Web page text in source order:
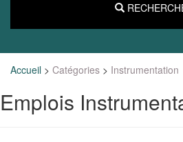
Accueil > Catégories > Instrumentation
Emplois